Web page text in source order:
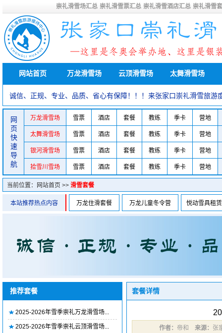
崇礼滑雪场汇总 崇礼滑雪票汇总 崇礼滑雪酒店汇总 崇礼滑雪
网站首页 万龙滑雪场 云顶滑雪场 太舞滑雪场
诚信、正规、专业、品质、省心有保障！！！来张家口崇礼滑雪旅
网
页
快
速
导
航
万龙滑雪场 雪票 酒店 套餐 教练 季卡 营地
太舞滑雪场 雪票 酒店 套餐 教练 季卡 营地
银河滑雪场 雪票 酒店 套餐 教练 季卡 营地
拾雪川雪场 雪票 酒店 套餐 教练 季卡 营地
当前位置： 网站首页 >> 滑雪套餐
本站推荐热点内容 万龙住滑套餐 万龙儿童冬令营 悦动雪具租
推荐套餐
2025-2026年雪季崇礼万龙滑雪场...
2025-2026年雪季崇礼云顶滑雪场...
套餐详情
作者： 帝和 来源： 张